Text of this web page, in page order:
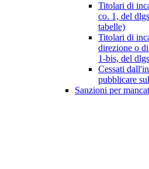
Titolari di
co. 1, del
tabelle)
Titolari di
direzione o
1-bis, del
Cessati
pubblicare
Sanzioni per